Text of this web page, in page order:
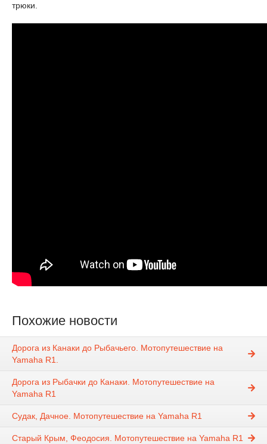
трюки.
Похожие новости
Дорога из Канаки до Рыбачьего. Мотопутешествие на
Yamaha R1.
Дорога из Рыбачки до Канаки. Мотопутешествие на
Yamaha R1
Судак, Дачное. Мотопутешествие на Yamaha R1
Старый Крым, Феодосия. Мотопутешествие на Yamaha R1